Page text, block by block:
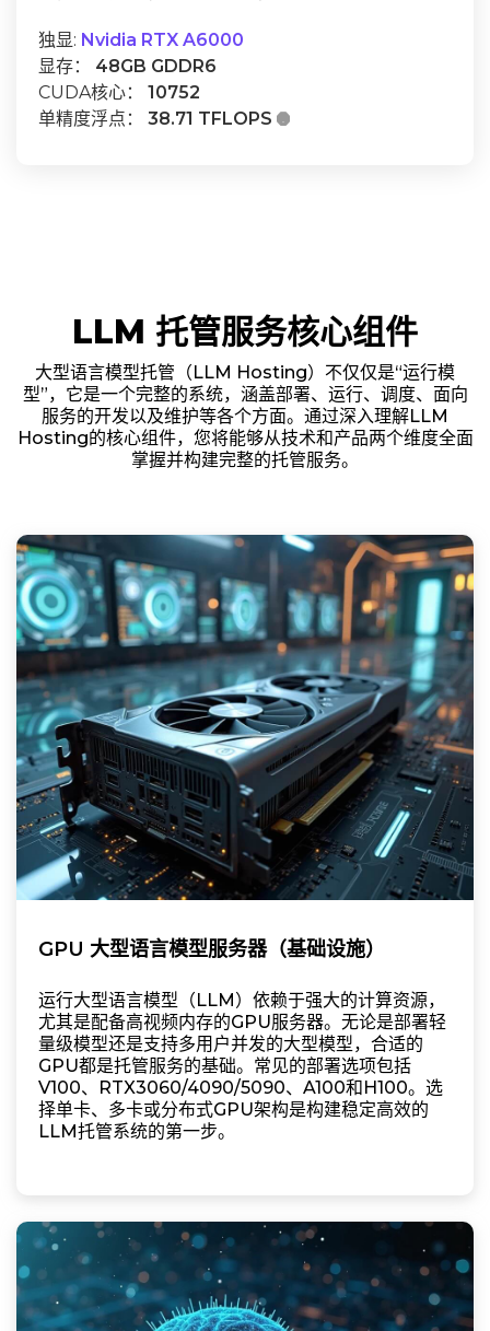
独显: Nvidia RTX A6000
显存： 48GB GDDR6
CUDA核心： 10752
单精度浮点： 38.71 TFLOPS 
LLM 托管服务核心组件
大型语言模型托管（LLM Hosting）不仅仅是“运行模
型”，它是一个完整的系统，涵盖部署、运行、调度、面向
服务的开发以及维护等各个方面。通过深入理解LLM
Hosting的核心组件，您将能够从技术和产品两个维度全面
掌握并构建完整的托管服务。
GPU 大型语言模型服务器（基础设施）
运行大型语言模型（LLM）依赖于强大的计算资源，
尤其是配备高视频内存的GPU服务器。无论是部署轻
量级模型还是支持多用户并发的大型模型，合适的
GPU都是托管服务的基础。常见的部署选项包括
V100、RTX3060/4090/5090、A100和H100。选
择单卡、多卡或分布式GPU架构是构建稳定高效的
LLM托管系统的第一步。